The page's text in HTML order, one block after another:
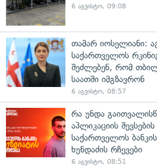
6 აგვისტო, 09:08
თამარ იოსელიანი:
საქართველოს
შეძლებენ, რომ
საათში იმგზავრონ
6 აგვისტო, 08:57
რა უნდა
აპლიკაციის
საქართველოს
ხუნდაძის რჩევები
6 აგვისტო, 08:51